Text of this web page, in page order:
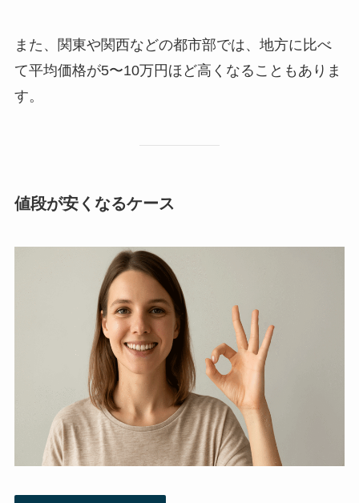
また、関東や関西などの都市部では、地方に比べ
て平均価格が5〜10万円ほど高くなることもありま
す。
値段が安くなるケース